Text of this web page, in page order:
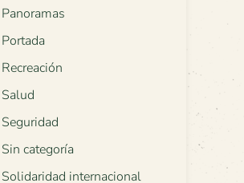
Panoramas
Portada
Recreación
Salud
Seguridad
Sin categoría
Solidaridad internacional